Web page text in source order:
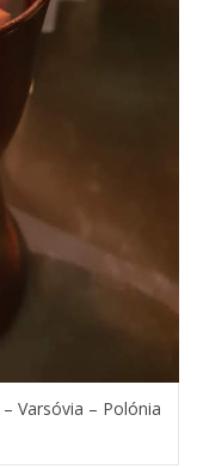
Varsóvia – Polónia